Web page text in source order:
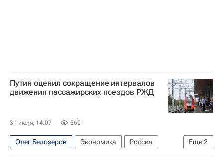
Путин оценил сокращение интервалов
движения пассажирских поездов РЖД
31 июля, 14:07 560
Еще2
Олег Белозеров Экономика
Россия
Владимир Путин
РЖД